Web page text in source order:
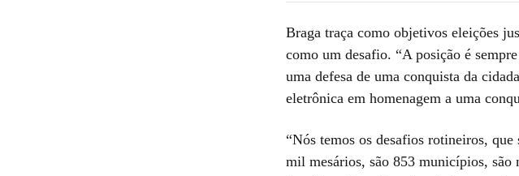
Braga traça como objetivos eleições
como um desafio. “A posição é
uma defesa de uma conquista da
eletrônica em homenagem a uma
“Nós temos os desafios rotineiros,
mil mesários, são 853 municípios, são